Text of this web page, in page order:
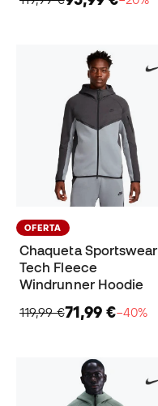
OFERTA
Chaqueta Sportswear
Tech Fleece
Windrunner Hoodie
119,99 €71,99 €−40%